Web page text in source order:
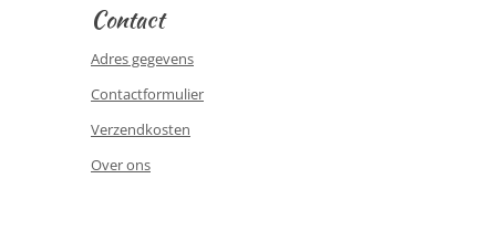
Contact
Adres gegevens
Contactformulier
Verzendkosten
Over ons